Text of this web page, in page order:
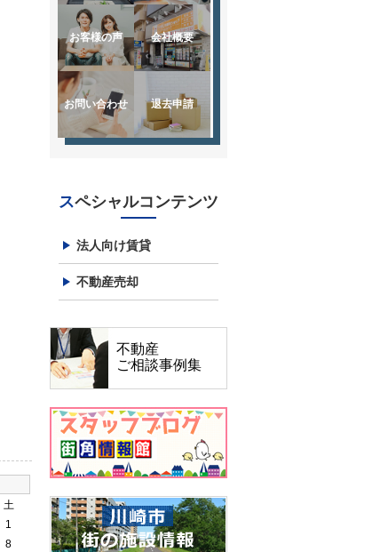
土
1
8
お客様の声 会社概要
お問い合わせ 退去申請
スペシャルコンテンツ
法人向け賃貸
不動産売却
不動産
ご相談事例集